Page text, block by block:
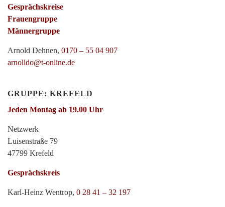
Gesprächskreise
Frauengruppe
Männergruppe
Arnold Dehnen, 0170 – 55 04 907
arnolldo@t-online.de
GRUPPE: KREFELD
Jeden Montag ab 19.00 Uhr
Netzwerk
Luisenstraße 79
47799 Krefeld
Gesprächskreis
Karl-Heinz Wentrop, 0 28 41 – 32 197